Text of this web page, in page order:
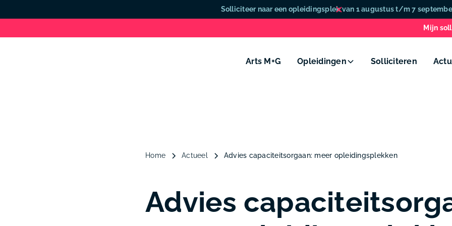
Solliciteer naar een opleidingsplek van 1 augustus t/m 7
Mijn
Arts M+G Opleidingen Solliciteren
Home Actueel Advies capaciteitsorgaan: meer opleidingsplekken
Advies